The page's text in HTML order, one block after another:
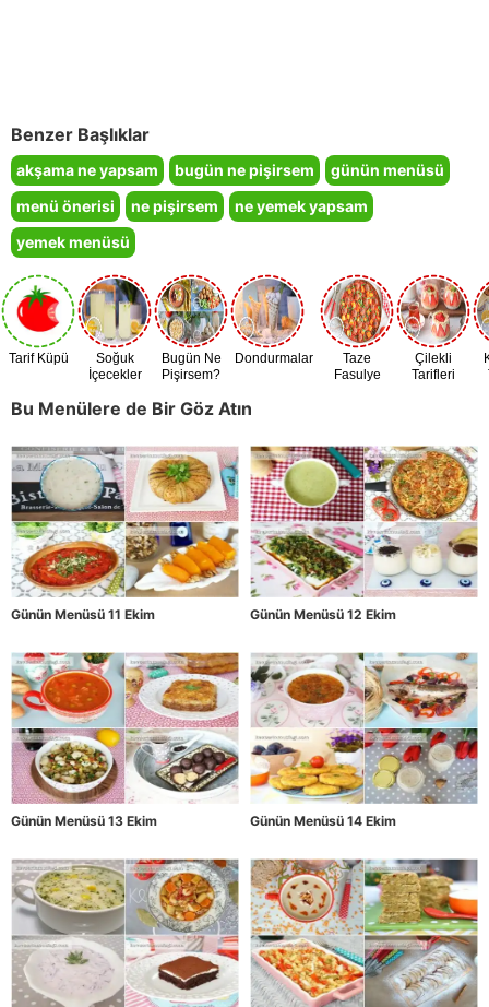
Benzer Başlıklar
akşama ne yapsam bugün ne pişirsem
günün menüsü
menü önerisi
ne pişirsem
ne yemek yapsam
yemek menüsü
Tarif Küpü
Soğuk
İçecekler
Bugün Ne
Pişirsem?
Dondurmalar
Taze
Fasulye
Çilekli
Tarifleri
Bu Menülere de Bir Göz Atın
Günün Menüsü 11 Ekim Günün Menüsü 12 Ekim
Günün Menüsü 13 Ekim Günün Menüsü 14 Ekim